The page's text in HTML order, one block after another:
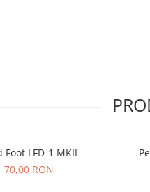
Foot LFD-1 MKII
70,00 RON